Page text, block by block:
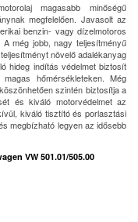
magasabb minőségű
megfelelően. Javasolt az
benzin- vagy dízelmotoros
még jobb, nagy teljesítményű
növelő adalékanyag
hideg indítás védelmet biztosít
hőmérsékleteken. Még
szintén biztosítja a
és kiváló motorvédelmet az
kiváló tisztító és porlasztási
megbízható legyen az idősebb
VW 501.01/505.00